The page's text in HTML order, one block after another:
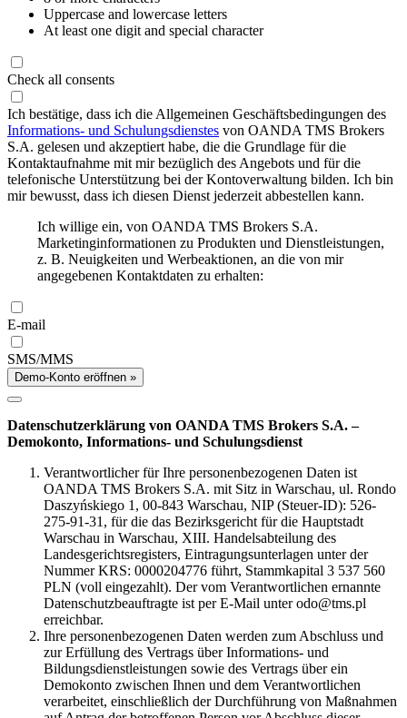
Uppercase and lowercase letters
At least one digit and special character
Check all consents
Ich bestätige, dass ich die Allgemeinen Geschäftsbedingungen des
Informations- und Schulungsdienstes von OANDA TMS Brokers
S.A. gelesen und akzeptiert habe, die die Grundlage für die
Kontaktaufnahme mit mir bezüglich des Angebots und für die
telefonische Unterstützung bei der Kontoverwaltung bilden. Ich bin
mir bewusst, dass ich diesen Dienst jederzeit abbestellen kann.
Ich willige ein, von OANDA TMS Brokers S.A.
Marketinginformationen zu Produkten und Dienstleistungen,
z. B. Neuigkeiten und Werbeaktionen, an die von mir
angegebenen Kontaktdaten zu erhalten:
E-mail
SMS/MMS
Demo-Konto eröffnen »
Datenschutzerklärung von OANDA TMS Brokers S.A. –
Demokonto, Informations- und Schulungsdienst
Verantwortlicher für Ihre personenbezogenen Daten ist
OANDA TMS Brokers S.A. mit Sitz in Warschau, ul. Rondo
Daszyńskiego 1, 00-843 Warschau, NIP (Steuer-ID): 526-
275-91-31, für die das Bezirksgericht für die Hauptstadt
Warschau in Warschau, XIII. Handelsabteilung des
Landesgerichtsregisters, Eintragungsunterlagen unter der
Nummer KRS: 0000204776 führt, Stammkapital 3 537 560
PLN (voll eingezahlt). Der vom Verantwortlichen ernannte
Datenschutzbeauftragte ist per E-Mail unter odo@tms.pl
erreichbar.
Ihre personenbezogenen Daten werden zum Abschluss und
zur Erfüllung des Vertrags über Informations- und
Bildungsdienstleistungen sowie des Vertrags über ein
Demokonto zwischen Ihnen und dem Verantwortlichen
verarbeitet, einschließlich der Durchführung von Maßnahmen